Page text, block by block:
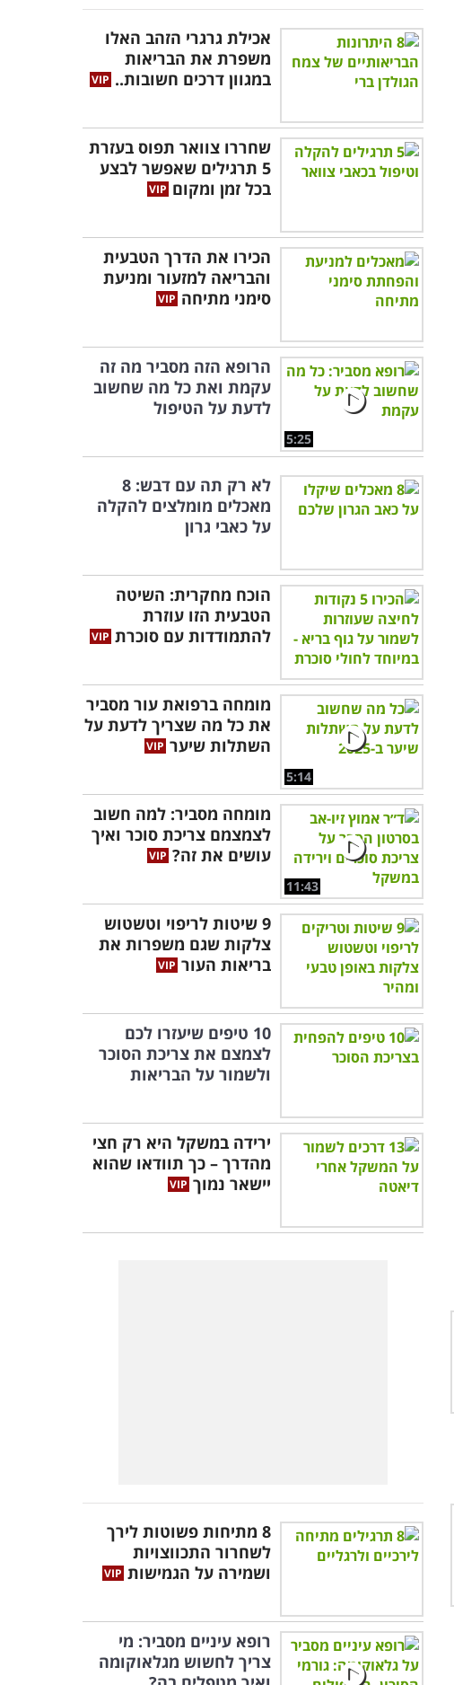
אכילת גרגרי הזהב האלו
משפרת את הבריאות
במגוון דרכים חשובות..
שחררו צוואר תפוס בעזרת
5 תרגילים שאפשר לבצע
בכל זמן ומקום
הכירו את הדרך הטבעית
והבריאה למזעור ומניעת
סימני מתיחה
5:25
הרופא הזה מסביר מה זה
עקמת ואת כל מה שחשוב
לדעת על הטיפול
לא רק תה עם דבש: 8
מאכלים מומלצים להקלה
על כאבי גרון
הוכח מחקרית: השיטה
הטבעית הזו עוזרת
להתמודדות עם סוכרת
5:14
מומחה ברפואת עור מסביר
את כל מה שצריך לדעת על
השתלות שיער
11:43
מומחה מסביר: למה חשוב
לצמצמם צריכת סוכר ואיך
עושים את זה?
9 שיטות לריפוי וטשטוש
צלקות שגם משפרות את
בריאות העור
10 טיפים שיעזרו לכם
לצמצם את צריכת הסוכר
ולשמור על הבריאות
ירידה במשקל היא רק חצי
מהדרך – כך תוודאו שהוא
יישאר נמוך
8 מתיחות פשוטות לירך
לשחרור התכווצויות
ושמירה על הגמישות
רופא עיניים מסביר: מי
צריך לחשוש מגלאוקומה